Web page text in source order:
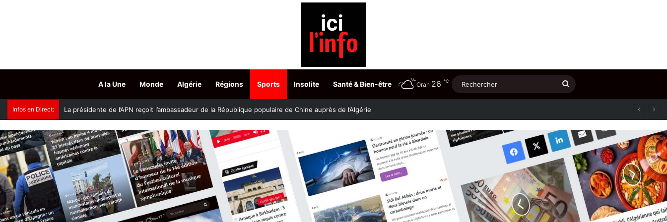
A la Une Monde Algérie Régions Sports Insolite Santé & Bien-être Oran 26 ℃ Rechercher
Infos en Direct: Accès aux grades hospitalo-universitaires : le ministère fixe les dates du choix des postes